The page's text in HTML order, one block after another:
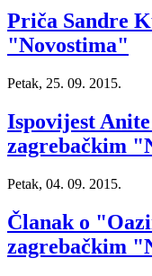
Priča Sandre
"Novostima"
Petak, 25. 09. 2015.
Ispovijest
zagrebačkim
Petak, 04. 09. 2015.
Članak o
zagrebačkim